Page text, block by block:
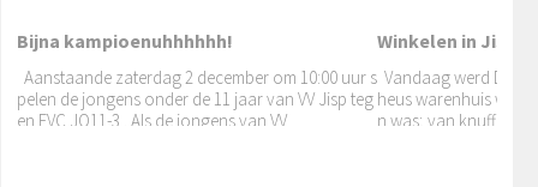
Bijna kampioenuhhhhhh!
Aanstaande zaterdag 2 december om 10:00 uur s
pelen de jongens onder de 11 jaar van VV Jisp teg
en EVC JO11-3 . Als de jongens van VV
Winkelen in Jisp?
Vandaag werd De
heus warenhuis
n was; van knuffels